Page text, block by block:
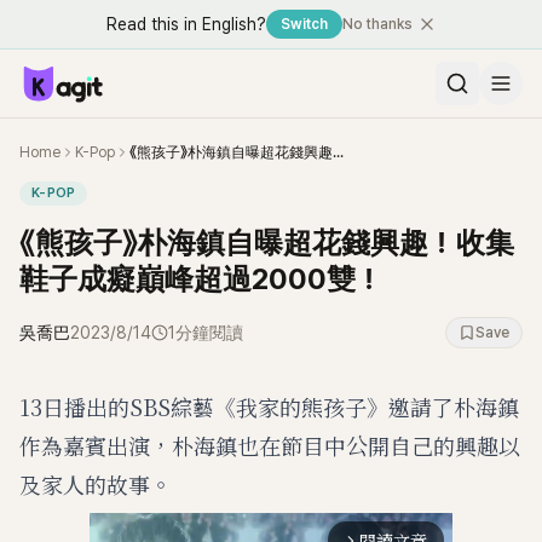
Read this in English? Switch No thanks
Home K-Pop 《熊孩子》朴海鎮自曝超花錢興趣！收集鞋子成癡巔峰超過2000雙！
K-POP
《熊孩子》朴海鎮自曝超花錢興趣！收集
鞋子成癡巔峰超過2000雙！
吳喬巴2023/8/14 1分鐘閱讀 Save
13日播出的SBS綜藝《我家的熊孩子》邀請了朴海鎮
作為嘉賓出演，朴海鎮也在節目中公開自己的興趣以
及家人的故事。